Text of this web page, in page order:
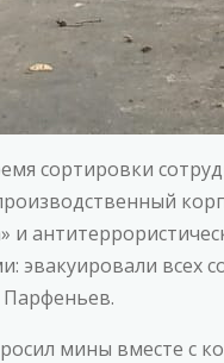
сортировки
и
эвакуировали всех
Парфеньев.
мины вместе с